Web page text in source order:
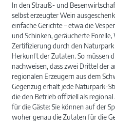
In den Strauß- und
selbst erzeugter Wein
einfache Gerichte – etwa die
und Schinken, geräucherte
Zertifizierung durch den
Herkunft der Zutaten. So müssen
nachweisen, dass zwei Drittel der
regionalen Erzeugern aus dem
Gegenzug erhält jede Naturpark-
die den Betrieb offiziell als
für die Gäste: Sie können auf der
woher genau die Zutaten für die